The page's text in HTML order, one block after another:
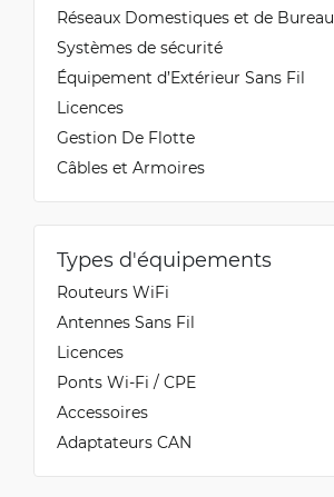
Réseaux Domestiques et de Bureau
Systèmes de sécurité
Équipement d’Extérieur Sans Fil
Licences
Gestion De Flotte
Câbles et Armoires
Types d'équipements
Routeurs WiFi
Antennes Sans Fil
Licences
Ponts Wi-Fi / CPE
Accessoires
Adaptateurs CAN